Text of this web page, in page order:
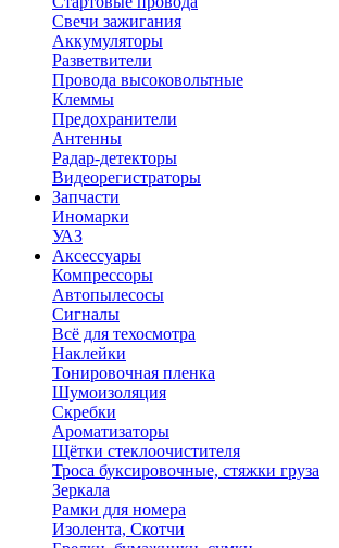
Свечи зажигания
Аккумуляторы
Разветвители
Провода высоковольтные
Клеммы
Предохранители
Антенны
Радар-детекторы
Видеорегистраторы
Запчасти
Иномарки
УАЗ
Аксесcуары
Компрессоры
Автопылесосы
Сигналы
Всё для техосмотра
Наклейки
Тонировочная пленка
Шумоизоляция
Скребки
Ароматизаторы
Щётки стеклоочистителя
Троса буксировочные, стяжки груза
Зеркала
Рамки для номера
Изолента, Скотчи